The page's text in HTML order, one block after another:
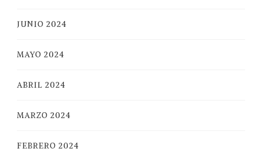
JUNIO 2024
MAYO 2024
ABRIL 2024
MARZO 2024
FEBRERO 2024